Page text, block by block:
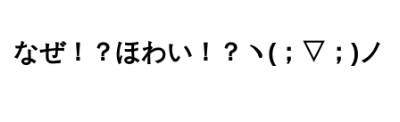
なぜ！？ほわい！？ヽ(；▽；)ノ